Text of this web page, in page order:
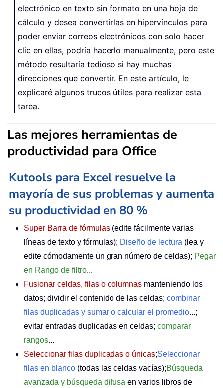
electrónico en texto sin formato en una hoja de
cálculo y desea convertirlas en hipervínculos para
poder enviar correos electrónicos con solo hacer
clic en ellas, podría hacerlo manualmente, pero este
método resultaría tedioso si hay muchas
direcciones que convertir. En este artículo, le
explicaré algunos trucos útiles para realizar esta
tarea.
Las mejores herramientas de
productividad para Office
Kutools para Excel resuelve la
mayoría de sus problemas y aumenta
su productividad en 80 %
Super Barra de fórmulas (edite fácilmente varias
líneas de texto y fórmulas); Diseño de lectura (lea y
edite cómodamente un gran número de celdas); Pegar
en Rango de filtro...
Fusionar celdas, filas o columnas manteniendo los
datos; dividir el contenido de las celdas; combinar
filas duplicadas y sumar o calcular el promedio...;
evitar entradas duplicadas en celdas; comparar
rangos...
Seleccionar filas duplicadas o únicas;Seleccionar
filas en blanco (todas las celdas vacías);Búsqueda
avanzada y búsqueda difusa en varios libros de